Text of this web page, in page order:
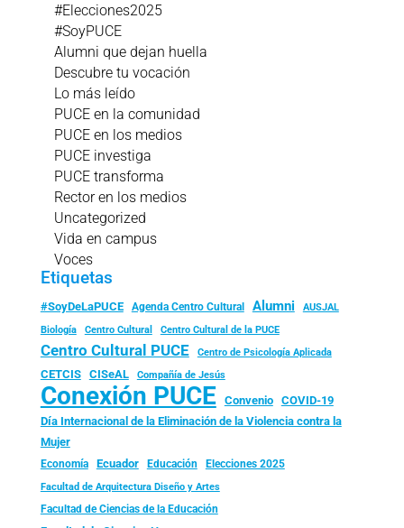
#Elecciones2025
#SoyPUCE
Alumni que dejan huella
Descubre tu vocación
Lo más leído
PUCE en la comunidad
PUCE en los medios
PUCE investiga
PUCE transforma
Rector en los medios
Uncategorized
Vida en campus
Voces
Etiquetas
#SoyDeLaPUCE Agenda Centro Cultural Alumni
AUSJAL
Biología
Centro Cultural Centro Cultural de la PUCE
Centro Cultural PUCE Centro de Psicología Aplicada
CETCIS CISeAL Compañía de Jesús
Conexión PUCE Convenio
COVID-19
Día Internacional de la Eliminación de la Violencia contra la
Mujer
Economía Ecuador Educación Elecciones 2025
Facultad de Arquitectura Diseño y Artes
Facultad de Ciencias de la Educación